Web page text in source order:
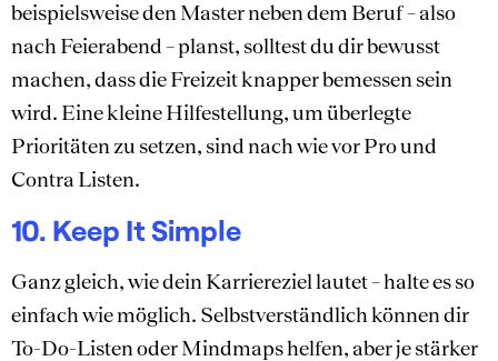
beispielsweise den Master neben dem Beruf – also
nach Feierabend – planst, solltest du dir bewusst
machen, dass die Freizeit knapper bemessen sein
wird. Eine kleine Hilfestellung, um überlegte
Prioritäten zu setzen, sind nach wie vor Pro und
Contra Listen.
10. Keep It Simple
Ganz gleich, wie dein Karriereziel lautet – halte es so
einfach wie möglich. Selbstverständlich können dir
To-Do-Listen oder Mindmaps helfen, aber je stärker